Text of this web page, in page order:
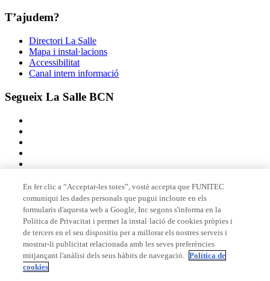
T’ajudem?
Directori La Salle
Mapa i instal·lacions
Accessibilitat
Canal intern informació
Segueix La Salle BCN
Membre de
Acreditacions
En fer clic a “Acceptar-les totes”, vostè accepta que FUNITEC
comuniqui les dades personals que pugui incloure en els
formularis d'aquesta web a Google, Inc segons s'informa en la
Política de Privacitat i permet la instal·lació de cookies pròpies i
de tercers en el seu dispositiu per a millorar els nostres serveis i
mostrar-li publicitat relacionada amb les seves preferències
mitjançant l'anàlisi dels seus hàbits de navegació. Política de
cookies